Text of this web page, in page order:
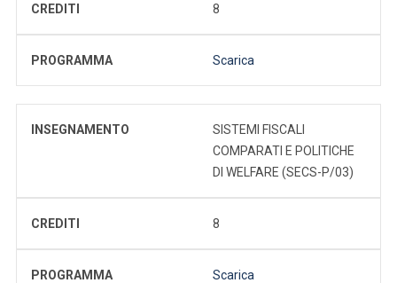
CREDITI 8
PROGRAMMA Scarica
INSEGNAMENTO
SISTEMI FISCALI
COMPARATI E POLITICHE
DI WELFARE (SECS-P/03)
CREDITI 8
PROGRAMMA Scarica